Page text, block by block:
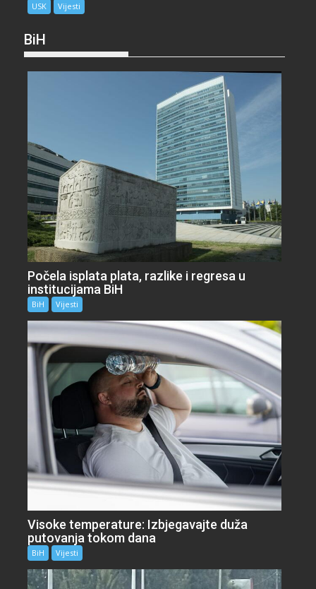
USK Vijesti
BiH
Počela isplata plata, razlike i regresa u
institucijama BiH
BiH Vijesti
Visoke temperature: Izbjegavajte duža
putovanja tokom dana
BiH Vijesti